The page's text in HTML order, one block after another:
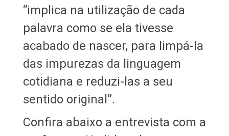
“implica na utilização de cada
palavra como se ela tivesse
acabado de nascer, para limpá-la
das impurezas da linguagem
cotidiana e reduzi-las a seu
sentido original”.
Confira abaixo a entrevista com a